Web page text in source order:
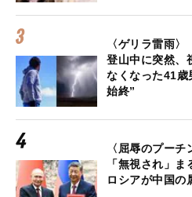
〈ゲリラ雷雨
登山中に突然、
なくなった41歳
始終”
〈屈辱のプーチ
「無視され」
ロシアが中国の